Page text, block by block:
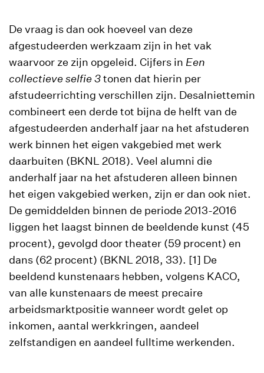
De vraag is dan ook hoeveel van deze
afgestudeerden werkzaam zijn in het vak
waarvoor ze zijn opgeleid. Cijfers in Een
collectieve selfie 3tonen dat hierin per
afstudeerrichting verschillen zijn. Desalniettemin
combineert een derde tot bijna de helft van de
afgestudeerden anderhalf jaar na het afstuderen
werk binnen het eigen vakgebied met werk
daarbuiten (BKNL 2018). Veel alumni die
anderhalf jaar na het afstuderen alleen binnen
het eigen vakgebied werken, zijn er dan ook niet.
De gemiddelden binnen de periode 2013-2016
liggen het laagst binnen de beeldende kunst (45
procent), gevolgd door theater (59 procent) en
dans (62 procent) (BKNL 2018, 33). [1] De
beeldend kunstenaars hebben, volgens KACO,
van alle kunstenaars de meest precaire
arbeidsmarktpositie wanneer wordt gelet op
inkomen, aantal werkkringen, aandeel
zelfstandigen en aandeel fulltime werkenden.